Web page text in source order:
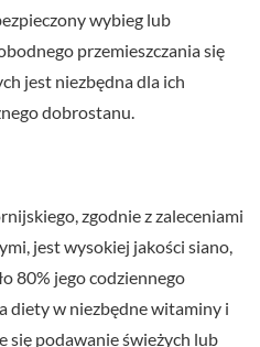
wybieg lub
przemieszczania się
jest niezbędna dla ich
dobrostanu.
zgodnie z zaleceniami
jest wysokiej jakości siano,
80% jego codziennego
diety w niezbędne witaminy i
się podawanie świeżych lub